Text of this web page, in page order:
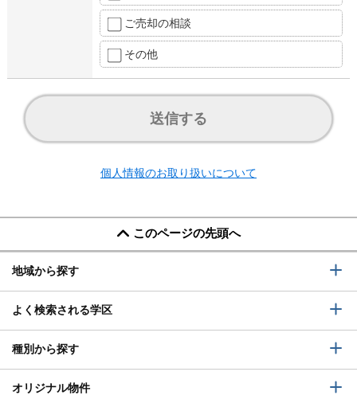
ご売却の相談
その他
送信する
個人情報のお取り扱いについて
このページの先頭へ
地域から探す
よく検索される学区
種別から探す
オリジナル物件